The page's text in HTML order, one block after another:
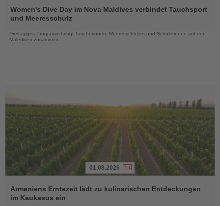
Sie
die
Women's Dive Day im Nova Maldives verbindet Tauchsport
und Meeresschutz
Dreitägiges Programm bringt Taucherinnen, Meeresschützer und Schülerinnen auf den
Malediven zusammen
Sie
die
01.08.2026
Armeniens Erntezeit lädt zu kulinarischen Entdeckungen
im Kaukasus ein